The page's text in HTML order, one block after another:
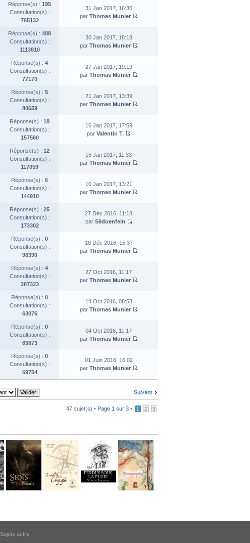
Réponse(s) : 195
Consultation(s) :
765132
31 Jan 2017, 16:36
par Thomas Munier
Réponse(s) : 488
Consultation(s) :
1113810
30 Jan 2017, 18:18
par Thomas Munier
Réponse(s) : 4
Consultation(s) :
77170
27 Jan 2017, 19:19
par Thomas Munier
Réponse(s) : 5
Consultation(s) :
80659
21 Jan 2017, 13:39
par Thomas Munier
Réponse(s) : 18
Consultation(s) :
157560
16 Jan 2017, 17:59
par Valentin T.
Réponse(s) : 12
Consultation(s) :
117059
15 Jan 2017, 11:33
par Thomas Munier
Réponse(s) : 6
Consultation(s) :
144910
10 Jan 2017, 13:21
par Thomas Munier
Réponse(s) : 25
Consultation(s) :
173302
27 Déc 2016, 11:18
par Sildoenfein
Réponse(s) : 0
Consultation(s) :
98390
18 Déc 2016, 15:37
par Thomas Munier
Réponse(s) : 4
Consultation(s) :
287323
27 Oct 2016, 11:17
par Thomas Munier
Réponse(s) : 0
Consultation(s) :
63076
14 Oct 2016, 08:53
par Thomas Munier
Réponse(s) : 0
Consultation(s) :
63873
04 Oct 2016, 11:17
par Thomas Munier
Réponse(s) : 0
Consultation(s) :
69754
01 Juin 2016, 16:02
par Thomas Munier
Suivant
47 sujet(s) • Page 1 sur 3 • 1 2 3
Sujets actifs